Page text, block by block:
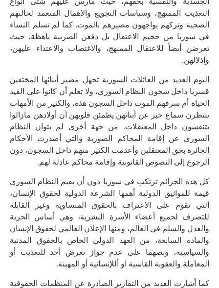
التعذيب الممنهج، وسياسات التجويع والإهمال المتعمد لحالتهم
الصحية وتركهم يواجهون مصيرهم بالموت. كما لم تسلم النساء
في سوريا من جحيم الاعتقال بل دفعن الضريبة باهظة، حيث
تعرضن أيضاً للاعتقال الممنهج، والاغتصاب والاعتداء عليهن،
وإذلالهن.
اليوم العديد من العائلات السورية تجهل مصير أبنائها المختفين
قسريا داخل سجون النظام السوري، ولا تعلم أن كانوا على القيد
الحياة أم سرقهم الموت داخل السجون هذه، والكثير من الأمهات
ينتظرن سماع خبر عن أبنائهن يطمئن قلوبهن أن أولادهن مازالوا
يتنفسون داخل المعتقلات. من جهة أخرى لم يتوان النظام
السوري عن إقامة المحاكم الصورية والتي أصدرت الأحكام
الجائرة بحق المعتقلين وأعدمت الكثير منهم داخل السجون، دون
الرجوع إلى النصوص القانونية وإقامة محاكم عادلة لهم.
كل هذه الجرائم ترتكب في سوريا دون أن يقيم النظام السوري
قيمة للمواثيق الدولية أهمها الشرعة الدولية لحقوق الإنسان،
التي تقوم على الاعتراف بالحقوق المتساوية وغير القابلة
للتصرف لجميع أعضاء الأسرة البشرية، وهي أساس الحرية
والعدل والسلم في العالم، ومنها الإعلان العالمي لحقوق الإنسان
والمادة السابعة، من العهد الدولي الخاص بالحقوق المدنية
والسياسية، ونصهما على عدم جواز تعرض أحد للتعذيب أو
المعاملة والعقوبة القاسية او أللإنسانية أو المهينة.
كما أشارت العديد من التقارير الصادرة عن المنظمات الحقوقية